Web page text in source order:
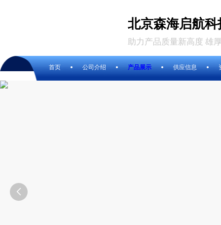
北京森海启航
助力产品质量新高度 雄
首页 公司介绍 产品展示 供应信息
